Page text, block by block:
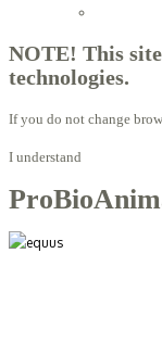
NOTE! This
technologies.
If you do not change
I understand